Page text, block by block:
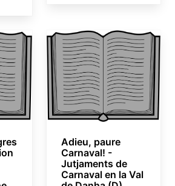
Adieu, paure
Carnaval! -
Jutjaments de
Carnaval en la Val